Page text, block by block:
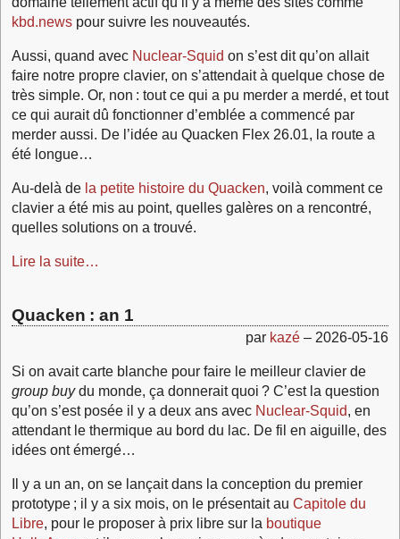
kbd.news pour suivre les nouveautés.
Aussi, quand avec Nuclear-Squid on s’est dit qu’on allait
faire notre propre clavier, on s’attendait à quelque chose de
très simple. Or, non : tout ce qui a pu merder a merdé, et tout
ce qui aurait dû fonctionner d’emblée a commencé par
merder aussi. De l’idée au Quacken Flex 26.01, la route a
été longue…
Au-delà de la petite histoire du Quacken, voilà comment ce
clavier a été mis au point, quelles galères on a rencontré,
quelles solutions on a trouvé.
Lire la suite…
Quacken : an 1
par kazé – 2026-05-16
Si on avait carte blanche pour faire le meilleur clavier de
group buydu monde, ça donnerait quoi ? C’est la question
qu’on s’est posée il y a deux ans avec Nuclear-Squid, en
attendant le thermique au bord du lac. De fil en aiguille, des
idées ont émergé…
Il y a un an, on se lançait dans la conception du premier
prototype ; il y a six mois, on le présentait au Capitole du
Libre, pour le proposer à prix libre sur la boutique